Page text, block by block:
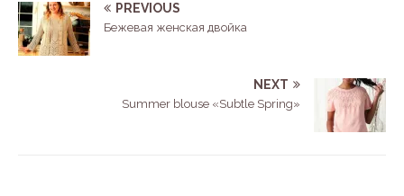
PREVIOUS
Бежевая женская двойка
NEXT
Summer blouse «Subtle Spring»